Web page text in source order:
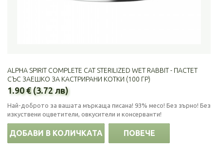
ALPHA SPIRIT COMPLETE CAT STERILIZED WET RABBIT - ПАСТЕТ
СЪС ЗАЕШКО ЗА КАСТРИРАНИ КОТКИ (100 ГР)
1.90 € (3.72 лв)
Най-доброто за вашата мъркаща писана! 93% месо! Без зърно! Без
изкуствени оцветители, овкусители и консерванти!
ДОБАВИ В КОЛИЧКАТА ПОВЕЧЕ